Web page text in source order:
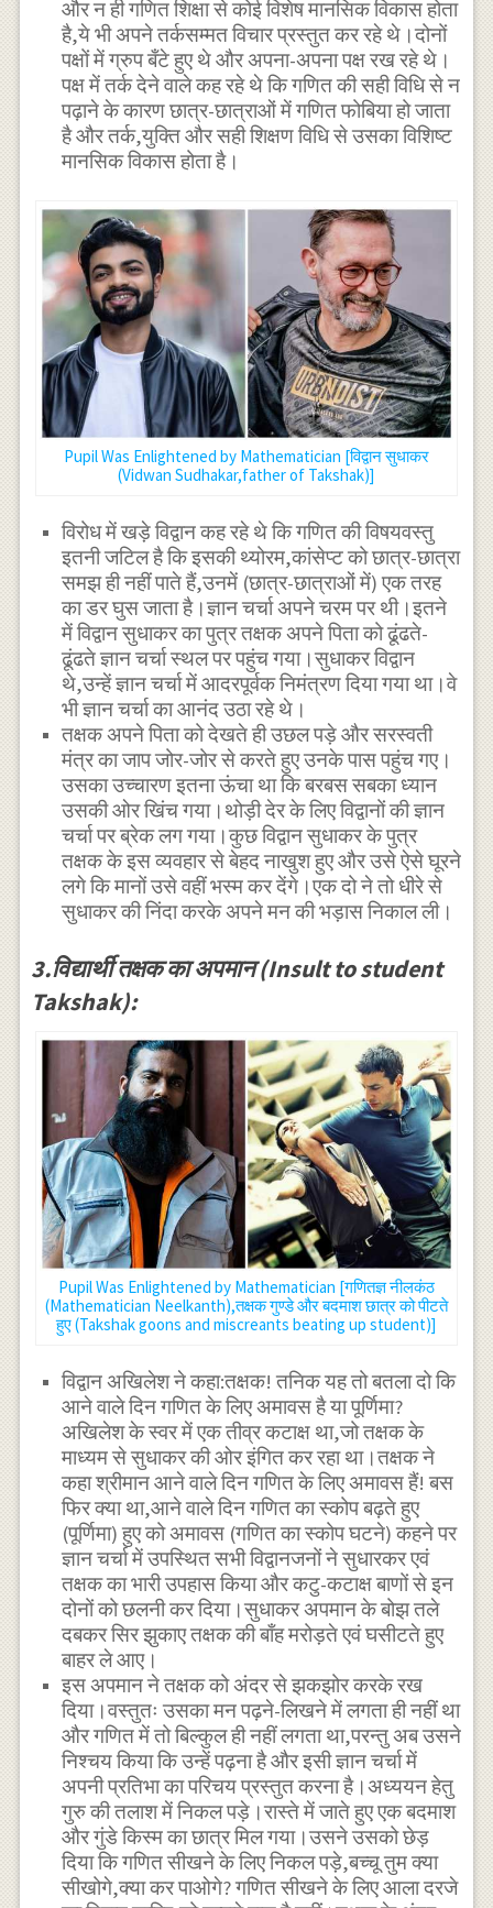
और न ही गणित शिक्षा से कोई विशेष मानसिक विकास होता
है,ये भी अपने तर्कसम्मत विचार प्रस्तुत कर रहे थे।दोनों
पक्षों में ग्रुप बँटे हुए थे और अपना-अपना पक्ष रख रहे थे।
पक्ष में तर्क देने वाले कह रहे थे कि गणित की सही विधि से न
पढ़ाने के कारण छात्र-छात्राओं में गणित फोबिया हो जाता
है और तर्क,युक्ति और सही शिक्षण विधि से उसका विशिष्ट
मानसिक विकास होता है।
Pupil Was Enlightened by Mathematician [विद्वान सुधाकर
(Vidwan Sudhakar,father of Takshak)]
विरोध में खड़े विद्वान कह रहे थे कि गणित की विषयवस्तु
इतनी जटिल है कि इसकी थ्योरम,कांसेप्ट को छात्र-छात्रा
समझ ही नहीं पाते हैं,उनमें (छात्र-छात्राओं में) एक तरह
का डर घुस जाता है।ज्ञान चर्चा अपने चरम पर थी।इतने
में विद्वान सुधाकर का पुत्र तक्षक अपने पिता को ढूंढते-
ढूंढते ज्ञान चर्चा स्थल पर पहुंच गया।सुधाकर विद्वान
थे,उन्हें ज्ञान चर्चा में आदरपूर्वक निमंत्रण दिया गया था।वे
भी ज्ञान चर्चा का आनंद उठा रहे थे।
तक्षक अपने पिता को देखते ही उछल पड़े और सरस्वती
मंत्र का जाप जोर-जोर से करते हुए उनके पास पहुंच गए।
उसका उच्चारण इतना ऊंचा था कि बरबस सबका ध्यान
उसकी ओर खिंच गया।थोड़ी देर के लिए विद्वानों की ज्ञान
चर्चा पर ब्रेक लग गया।कुछ विद्वान सुधाकर के पुत्र
तक्षक के इस व्यवहार से बेहद नाखुश हुए और उसे ऐसे घूरने
लगे कि मानों उसे वहीं भस्म कर देंगे।एक दो ने तो धीरे से
सुधाकर की निंदा करके अपने मन की भड़ास निकाल ली।
3.विद्यार्थी तक्षक का अपमान (Insult to student
Takshak):
Pupil Was Enlightened by Mathematician [गणितज्ञ नीलकंठ
(Mathematician Neelkanth),तक्षक गुण्डे और बदमाश छात्र को पीटते
हुए (Takshak goons and miscreants beating up student)]
विद्वान अखिलेश ने कहा:तक्षक! तनिक यह तो बतला दो कि
आने वाले दिन गणित के लिए अमावस है या पूर्णिमा?
अखिलेश के स्वर में एक तीव्र कटाक्ष था,जो तक्षक के
माध्यम से सुधाकर की ओर इंगित कर रहा था।तक्षक ने
कहा श्रीमान आने वाले दिन गणित के लिए अमावस हैं! बस
फिर क्या था,आने वाले दिन गणित का स्कोप बढ़ते हुए
(पूर्णिमा) हुए को अमावस (गणित का स्कोप घटने) कहने पर
ज्ञान चर्चा में उपस्थित सभी विद्वानजनों ने सुधारकर एवं
तक्षक का भारी उपहास किया और कटु-कटाक्ष बाणों से इन
दोनों को छलनी कर दिया।सुधाकर अपमान के बोझ तले
दबकर सिर झुकाए तक्षक की बाँह मरोड़ते एवं घसीटते हुए
बाहर ले आए।
इस अपमान ने तक्षक को अंदर से झकझोर करके रख
दिया।वस्तुतः उसका मन पढ़ने-लिखने में लगता ही नहीं था
और गणित में तो बिल्कुल ही नहीं लगता था,परन्तु अब उसने
निश्चय किया कि उन्हें पढ़ना है और इसी ज्ञान चर्चा में
अपनी प्रतिभा का परिचय प्रस्तुत करना है।अध्ययन हेतु
गुरु की तलाश में निकल पड़े।रास्ते में जाते हुए एक बदमाश
और गुंडे किस्म का छात्र मिल गया।उसने उसको छेड़
दिया कि गणित सीखने के लिए निकल पड़े,बच्चू तुम क्या
सीखोगे,क्या कर पाओगे? गणित सीखने के लिए आला दरजे